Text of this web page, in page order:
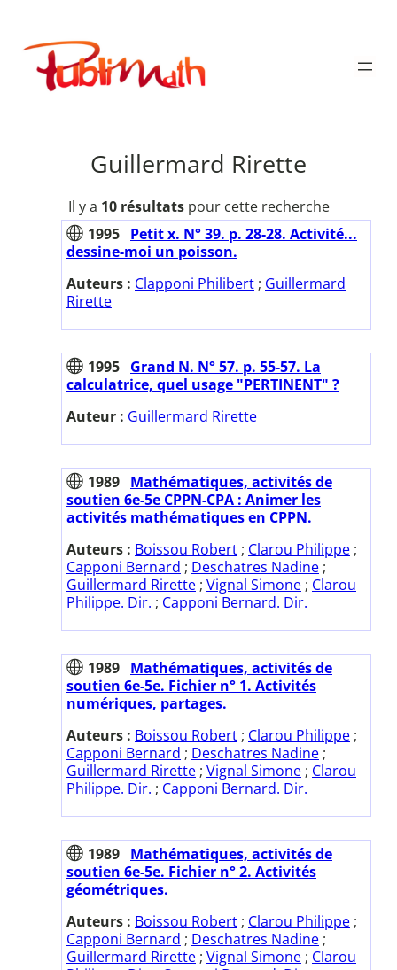
contenu
Publimath
Guillermard Rirette
Il y a 10 résultatspour cette recherche
1995 Petit x. N° 39. p. 28-28. Activité...
dessine-moi un poisson.
Auteurs : Clapponi Philibert ; Guillermard
Rirette
1995 Grand N. N° 57. p. 55-57. La
calculatrice, quel usage "PERTINENT" ?
Auteur : Guillermard Rirette
1989 Mathématiques, activités de
soutien 6e-5e CPPN-CPA : Animer les
activités mathématiques en CPPN.
Auteurs : Boissou Robert ; Clarou Philippe ;
Capponi Bernard ; Deschatres Nadine ;
Guillermard Rirette ; Vignal Simone ; Clarou
Philippe. Dir. ; Capponi Bernard. Dir.
1989 Mathématiques, activités de
soutien 6e-5e. Fichier n° 1. Activités
numériques, partages.
Auteurs : Boissou Robert ; Clarou Philippe ;
Capponi Bernard ; Deschatres Nadine ;
Guillermard Rirette ; Vignal Simone ; Clarou
Philippe. Dir. ; Capponi Bernard. Dir.
1989 Mathématiques, activités de
soutien 6e-5e. Fichier n° 2. Activités
géométriques.
Auteurs : Boissou Robert ; Clarou Philippe ;
Capponi Bernard ; Deschatres Nadine ;
Guillermard Rirette ; Vignal Simone ; Clarou